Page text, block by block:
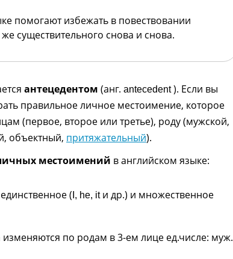
помогают избежать в повествовании
существительного снова и снова.
антецедентом (анг. antecedent). Если вы
правильное личное местоимение, которое
(первое, второе или третье), роду (мужской,
объектный, притяжательный).
местоимений в английском языке:
( I, he, itи др.) и множественное
по родам в 3-ем лице ед.числе: муж.